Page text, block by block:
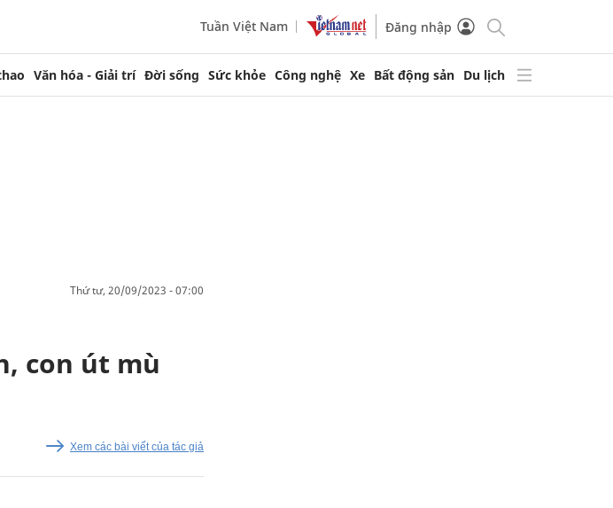
Tuần Việt Nam Đăng nhập
Văn hóa - Giải trí Đời sống Sức khỏe Công nghệ Xe Bất động sản Du lịch
thứ tư, 20/09/2023 - 07:00
con út mù
Xem các bài viết của tác giả